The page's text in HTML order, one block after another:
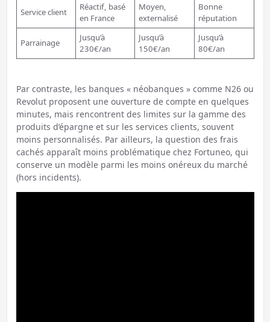
Service client
Réactif, basé
en France
Moyen,
externalisé
Bonne
réputation
Parrainage
Jusqu’à
230€/an
Jusqu’à
150€/an
Jusqu’à
80€/an
Par contraste, les banques « néobanques » comme N26 ou
Revolut proposent une ouverture de compte en quelques
minutes, mais rencontrent des limites sur la gamme des
produits d’épargne et sur les services clients, souvent
moins personnalisés. Par ailleurs, la question des frais
cachés apparaît moins problématique chez Fortuneo, qui
conserve un modèle parmi les moins onéreux du marché
(hors incidents).